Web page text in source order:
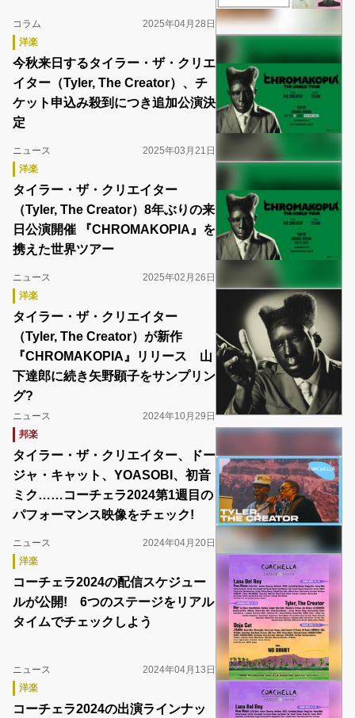
コラム
2025年04月28日
洋楽
今秋来日するタイラー・ザ・クリエ
イター（Tyler, The Creator）、チ
ケット申込み殺到につき追加公演決
定
ニュース
2025年03月21日
洋楽
タイラー・ザ・クリエイター
（Tyler, The Creator）8年ぶりの来
日公演開催 『CHROMAKOPIA』を
携えた世界ツアー
ニュース
2025年02月26日
洋楽
タイラー・ザ・クリエイター
（Tyler, The Creator）が新作
『CHROMAKOPIA』リリース 山
下達郎に続き矢野顕子をサンプリン
グ?
ニュース
2024年10月29日
邦楽
タイラー・ザ・クリエイター、ドー
ジャ・キャット、YOASOBI、初音
ミク……コーチェラ2024第1週目の
パフォーマンス映像をチェック!
ニュース
2024年04月20日
洋楽
コーチェラ2024の配信スケジュー
ルが公開! 6つのステージをリアル
タイムでチェックしよう
ニュース
2024年04月13日
洋楽
コーチェラ2024の出演ラインナッ